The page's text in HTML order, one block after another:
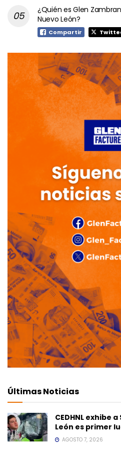
¿Quién es Glen
Nuevo León?
Compartir
Últimas Noticias
CEDHNL exhibe
León es primer
AGOSTO 7, 2026